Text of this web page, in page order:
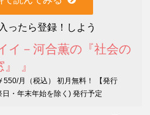
ったら登録！しよう
イ－河合薫の『社会の
』 』
550/月（税込） 初月無料！ 【発行
・年末年始を除く) 発行予定